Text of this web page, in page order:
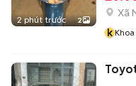
2 phút trước 2
Xã
k Khoa